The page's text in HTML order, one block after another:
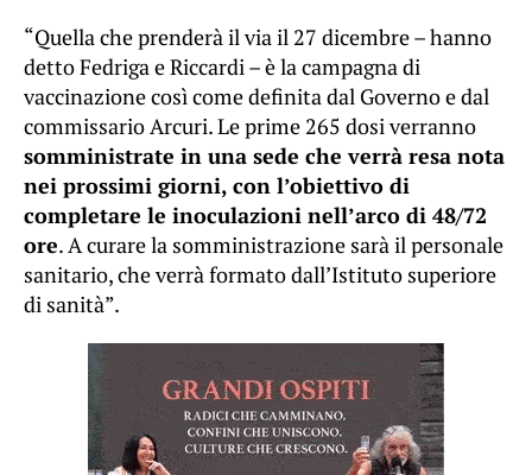
“Quella che prenderà il via il 27 dicembre – hanno
detto Fedriga e Riccardi – è la campagna di
vaccinazione così come definita dal Governo e dal
commissario Arcuri. Le prime 265 dosi verranno
somministrate in una sede che verrà resa nota
nei prossimi giorni, con l’obiettivo di
completare le inoculazioni nell’arco di 48/72
ore. A curare la somministrazione sarà il personale
sanitario, che verrà formato dall’Istituto superiore
di sanità”.